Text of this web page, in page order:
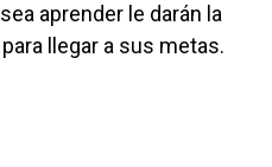
aprender le darán la
llegar a sus metas.